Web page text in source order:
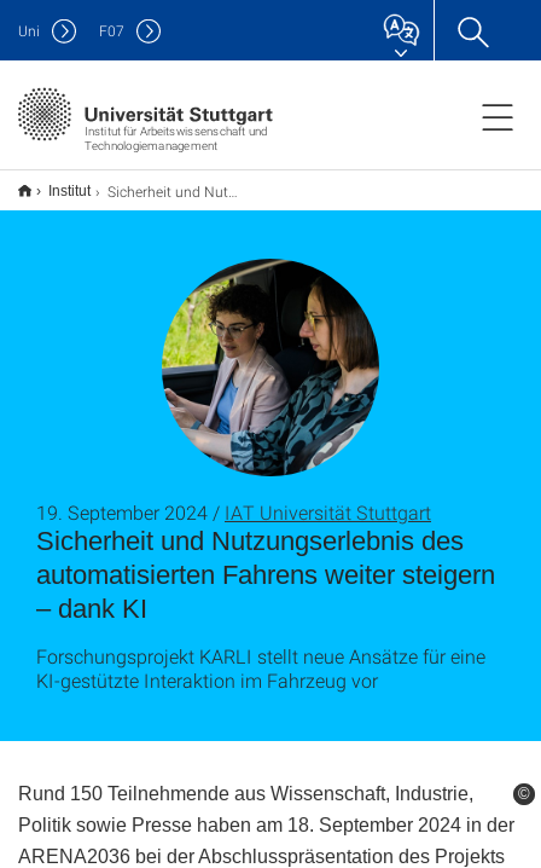
Institut für Arbeitswissenschaft und
Technologiemanagement
Uni F07
Institut Sicherheit und Nutzungserlebnis des automatisierten Fahrens weiter steigern – dank KI
Sicherheit und Nutzungserlebnis des
automatisierten Fahrens weiter steigern
– dank KI
19. September 2024 / IAT Universität Stuttgart
Forschungsprojekt KARLI stellt neue Ansätze für eine
KI-gestützte Interaktion im Fahrzeug vor
Rund 150 Teilnehmende aus Wissenschaft, Industrie,
Politik sowie Presse haben am 18. September 2024 in der
ARENA2036 bei der Abschlusspräsentation des Projekts
©
©